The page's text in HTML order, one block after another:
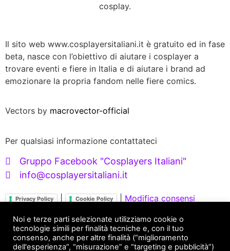
cosplay.
Il sito web www.cosplayersitaliani.it è gratuito ed in fase
beta, nasce con l’obiettivo di aiutare i cosplayer a
trovare eventi e fiere in Italia e di aiutare i brand ad
emozionare la propria fandom nelle fiere comics.
Vectors by macrovector-official
Per qualsiasi informazione contattateci
Gruppo Facebook "Cosplayers Italiani"
info@cosplayersitaliani.it
Privacy Policy Cookie Policy Modifica consensi
Servizi X Brand
FANDOM ENGAGEMENT
Noi e terze parti selezionate utilizziamo cookie o
tecnologie simili per finalità tecniche e, con il tuo
consenso, anche per altre finalità (“miglioramento
dell'esperienza”, “misurazione” e “targeting e pubblicità”)